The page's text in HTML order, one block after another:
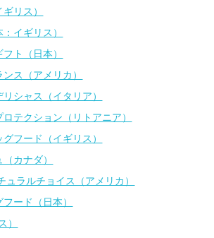
リス）
イギリス）
ト（日本）
ス（アメリカ）
シャス（イタリア）
テクション（リトアニア）
フード（イギリス）
カナダ）
ュラルチョイス（アメリカ）
ード（日本）
）